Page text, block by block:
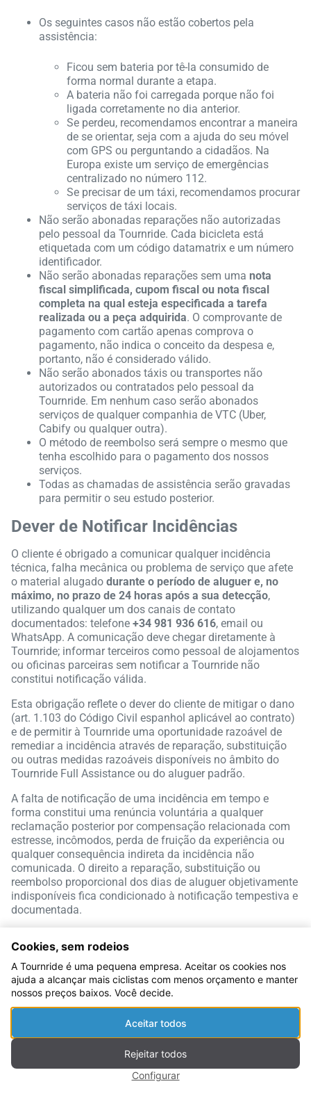
Os seguintes casos não estão cobertos pela
assistência:
Ficou sem bateria por tê-la consumido de
forma normal durante a etapa.
A bateria não foi carregada porque não foi
ligada corretamente no dia anterior.
Se perdeu, recomendamos encontrar a maneira
de se orientar, seja com a ajuda do seu móvel
com GPS ou perguntando a cidadãos. Na
Europa existe um serviço de emergências
centralizado no número 112.
Se precisar de um táxi, recomendamos procurar
serviços de táxi locais.
Não serão abonadas reparações não autorizadas
pelo pessoal da Tournride. Cada bicicleta está
etiquetada com um código datamatrix e um número
identificador.
Não serão abonadas reparações sem uma nota
fiscal simplificada, cupom fiscal ou nota fiscal
completa na qual esteja especificada a tarefa
realizada ou a peça adquirida. O comprovante de
pagamento com cartão apenas comprova o
pagamento, não indica o conceito da despesa e,
portanto, não é considerado válido.
Não serão abonados táxis ou transportes não
autorizados ou contratados pelo pessoal da
Tournride. Em nenhum caso serão abonados
serviços de qualquer companhia de VTC (Uber,
Cabify ou qualquer outra).
O método de reembolso será sempre o mesmo que
tenha escolhido para o pagamento dos nossos
serviços.
Todas as chamadas de assistência serão gravadas
para permitir o seu estudo posterior.
Dever de Notificar Incidências
O cliente é obrigado a comunicar qualquer incidência
técnica, falha mecânica ou problema de serviço que afete
o material alugado durante o período de aluguer e, no
máximo, no prazo de 24 horas após a sua detecção,
utilizando qualquer um dos canais de contato
documentados: telefone +34 981 936 616, email ou
WhatsApp. A comunicação deve chegar diretamente à
Tournride; informar terceiros como pessoal de alojamentos
ou oficinas parceiras sem notificar a Tournride não
constitui notificação válida.
Esta obrigação reflete o dever do cliente de mitigar o dano
(art. 1.103 do Código Civil espanhol aplicável ao contrato)
e de permitir à Tournride uma oportunidade razoável de
remediar a incidência através de reparação, substituição
ou outras medidas razoáveis disponíveis no âmbito do
Tournride Full Assistance ou do aluguer padrão.
A falta de notificação de uma incidência em tempo e
forma constitui uma renúncia voluntária a qualquer
reclamação posterior por compensação relacionada com
estresse, incômodos, perda de fruição da experiência ou
qualquer consequência indireta da incidência não
comunicada. O direito a reparação, substituição ou
reembolso proporcional dos dias de aluguer objetivamente
indisponíveis fica condicionado à notificação tempestiva e
documentada.
Limitação de Responsabilidade
A responsabilidade da Tournride por incidências que
afetem o material alugado está limitada a:
O custo da reparação ou substituição do material,
conforme as condições descritas na secção
“Tournride Full Assistance” se essa cobertura tiver
O reembolso proporcional dos dias de aluguer
durante os quais o material esteve objetivamente
Cookies, sem rodeios
A Tournride é uma pequena empresa. Aceitar os cookies nos
ajuda a alcançar mais ciclistas com menos orçamento e manter
nossos preços baixos. Você decide.
Aceitar todos
Rejeitar todos
Configurar